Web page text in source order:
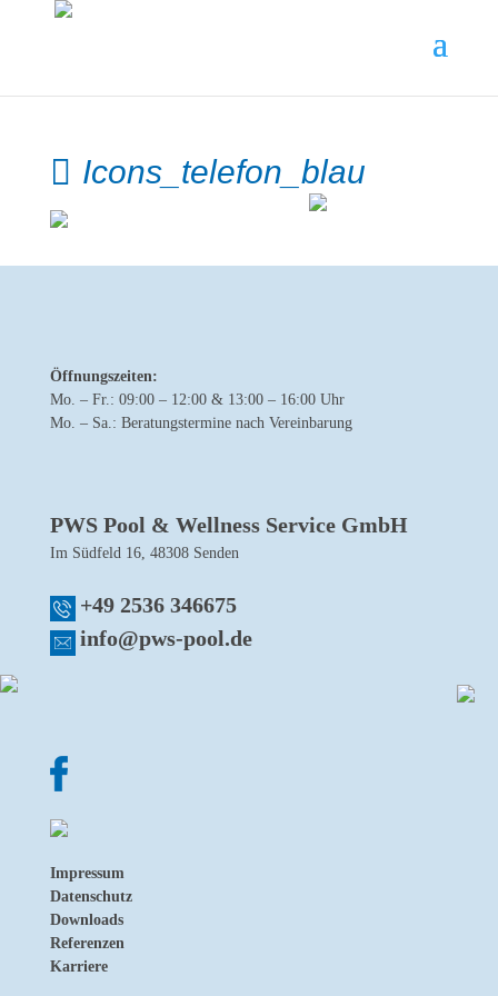
Icons_telefon_blau
Öffnungszeiten:
Mo. – Fr.: 09:00 – 12:00 & 13:00 – 16:00 Uhr
Mo. – Sa.: Beratungstermine nach Vereinbarung
PWS Pool & Wellness Service GmbH
Im Südfeld 16, 48308 Senden
+49 2536 346675
info@pws-pool.de
Impressum
Datenschutz
Downloads
Referenzen
Karriere